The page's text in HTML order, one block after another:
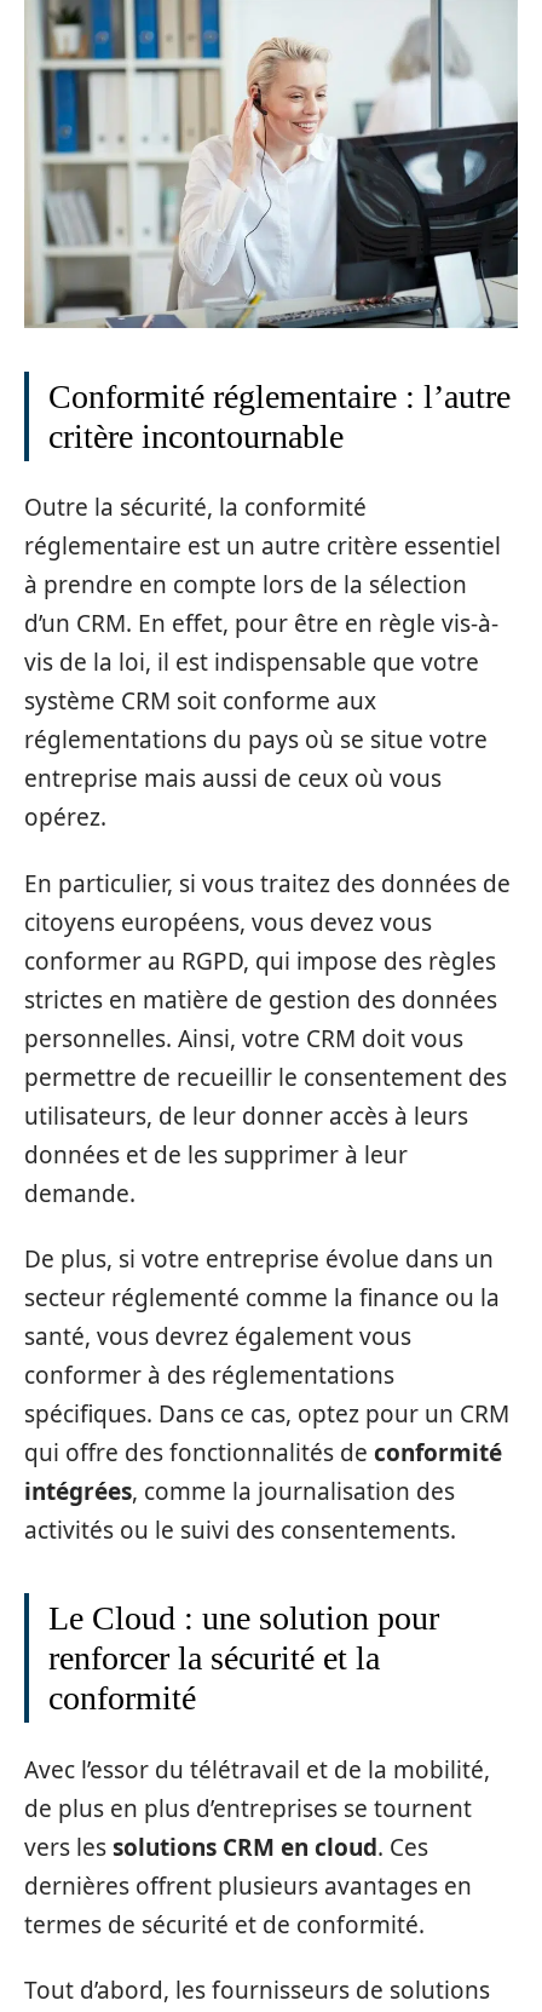
Conformité réglementaire : l’autre
critère incontournable
Outre la sécurité, la conformité
réglementaire est un autre critère essentiel
à prendre en compte lors de la sélection
d’un CRM. En effet, pour être en règle vis-à-
vis de la loi, il est indispensable que votre
système CRM soit conforme aux
réglementations du pays où se situe votre
entreprise mais aussi de ceux où vous
opérez.
En particulier, si vous traitez des données de
citoyens européens, vous devez vous
conformer au RGPD, qui impose des règles
strictes en matière de gestion des données
personnelles. Ainsi, votre CRM doit vous
permettre de recueillir le consentement des
utilisateurs, de leur donner accès à leurs
données et de les supprimer à leur
demande.
De plus, si votre entreprise évolue dans un
secteur réglementé comme la finance ou la
santé, vous devrez également vous
conformer à des réglementations
spécifiques. Dans ce cas, optez pour un CRM
qui offre des fonctionnalités de conformité
intégrées, comme la journalisation des
activités ou le suivi des consentements.
Le Cloud : une solution pour
renforcer la sécurité et la
conformité
Avec l’essor du télétravail et de la mobilité,
de plus en plus d’entreprises se tournent
vers lessolutions CRM en cloud. Ces
dernières offrent plusieurs avantages en
termes de sécurité et de conformité.
Tout d’abord, les fournisseurs de solutions